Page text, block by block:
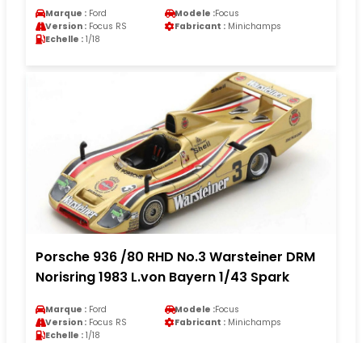
Marque : Ford Modele :Focus
Version : Focus RS Fabricant : Minichamps
Echelle : 1/18
Porsche 936 /80 RHD No.3 Warsteiner DRM
Norisring 1983 L.von Bayern 1/43 Spark
Marque : Ford Modele :Focus
Version : Focus RS Fabricant : Minichamps
Echelle : 1/18